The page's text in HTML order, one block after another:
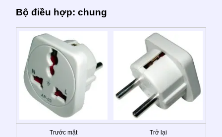
Bộ điều hợp: chung
Trước mặt Trở lại